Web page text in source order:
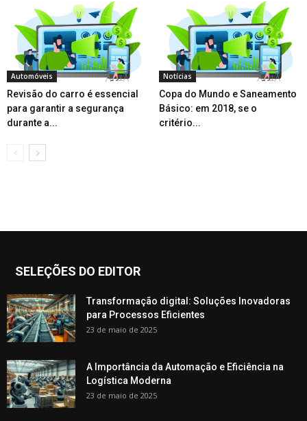
Automóveis
Revisão do carro é essencial
para garantir a segurança
durante a...
Notícias
Copa do Mundo e Saneamento
Básico: em 2018, se o
critério...
SELEÇÕES DO EDITOR
Transformação digital: Soluções Inovadoras
para Processos Eficientes
23 de maio de 2025
A Importância da Automação e Eficiência na
Logística Moderna
23 de maio de 2025